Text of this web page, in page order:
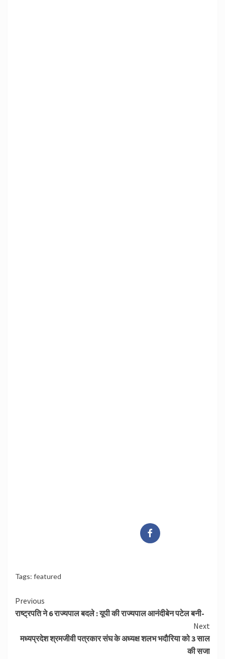
Tags: featured
Continue
Reading
Previous
राष्ट्रपति ने 6 राज्यपाल बदले : यूपी की राज्यपाल आनंदीबेन पटेल बनी-
Next
मध्यप्रदेश श्रमजीवी पत्रकार संघ के अध्यक्ष शलभ भदौरिया को 3 साल
की सजा